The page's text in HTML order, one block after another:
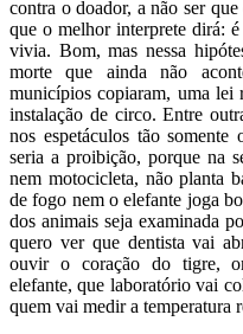
contra o doador, a não ser
que o melhor interprete dirá:
vivia. Bom, mas nessa
morte que ainda não
municípios copiaram, uma lei
instalação de circo. Entre
nos espetáculos tão
seria a proibição, porque na
nem motocicleta, não planta
de fogo nem o elefante joga
dos animais seja examinada
quero ver que dentista vai
ouvir o coração do tigre,
elefante, que laboratório vai
quem vai medir a temperatura